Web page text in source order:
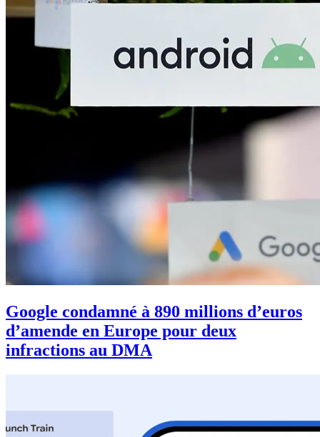
Google condamné à 890 millions d’euros
d’amende en Europe pour deux
infractions au DMA